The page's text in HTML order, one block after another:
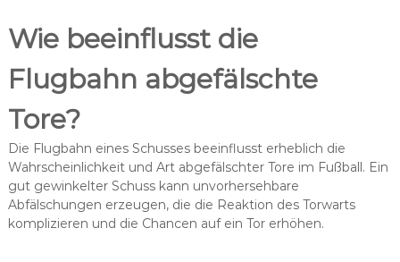
Wie beeinflusst die
Flugbahn abgefälschte
Tore?
Die Flugbahn eines Schusses beeinflusst erheblich die
Wahrscheinlichkeit und Art abgefälschter Tore im Fußball. Ein
gut gewinkelter Schuss kann unvorhersehbare
Abfälschungen erzeugen, die die Reaktion des Torwarts
komplizieren und die Chancen auf ein Tor erhöhen.